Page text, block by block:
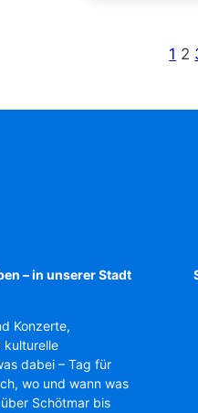
1 2
– in unserer Stadt
Konzerte,
kulturelle
dabei – Tag für
wo und wann was
Schötmar bis